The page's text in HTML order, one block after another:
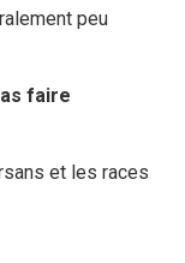
peu
faire
et les races